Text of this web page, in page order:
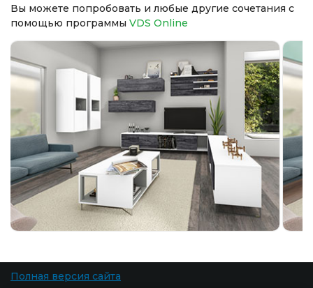
Вы можете попробовать и любые другие сочетания с
помощью программы VDS Online
Полная версия сайта